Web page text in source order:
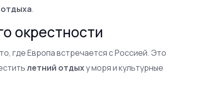
.
окрестности
где Европа встречается с Россией. Это
летний отдыху моря и культурные